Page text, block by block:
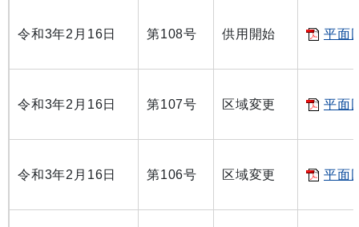
令和3年2月16日 第108号 供用開始 平面
令和3年2月16日 第107号 区域変更 平面
令和3年2月16日 第106号 区域変更 平面